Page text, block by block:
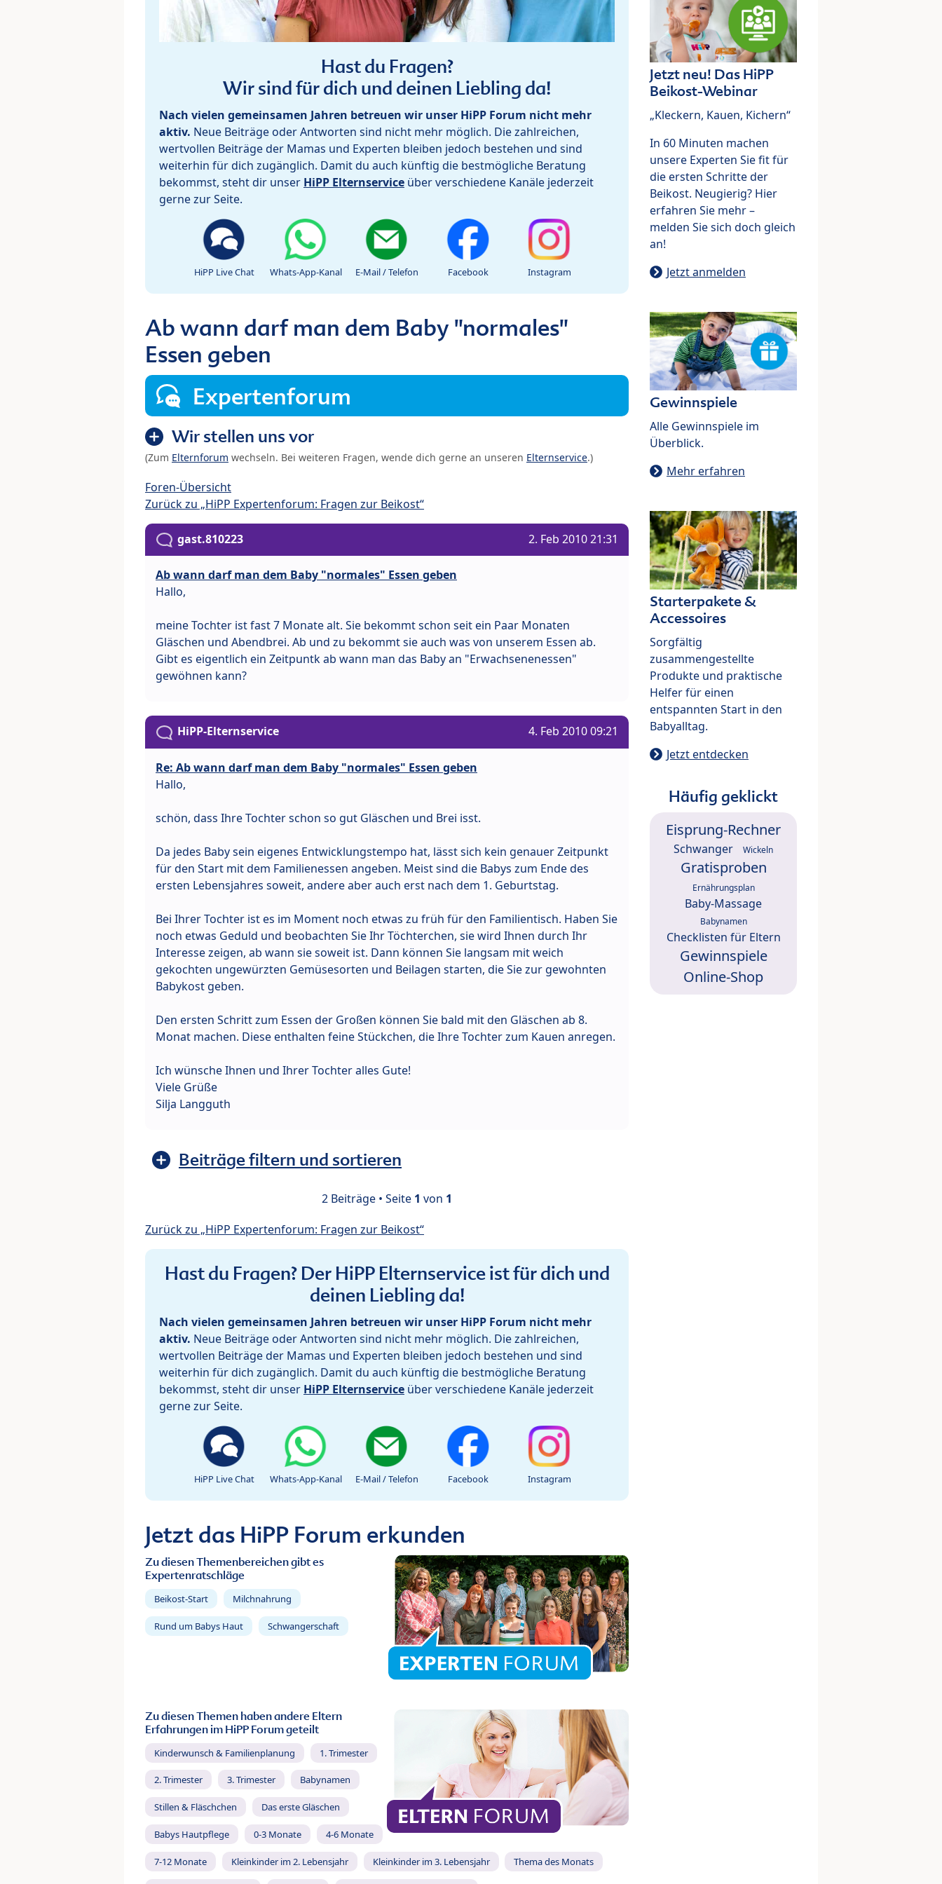
Hast du Fragen?
Wir sind für dich und deinen Liebling da!
Nach vielen gemeinsamen Jahren betreuen wir unser HiPP Forum nicht mehr
aktiv. Neue Beiträge oder Antworten sind nicht mehr möglich. Die zahlreichen,
wertvollen Beiträge der Mamas und Experten bleiben jedoch bestehen und sind
weiterhin für dich zugänglich. Damit du auch künftig die bestmögliche Beratung
bekommst, steht dir unser HiPP Elternservice über verschiedene Kanäle jederzeit
gerne zur Seite.
HiPP Live Chat Whats-App-Kanal E-Mail / Telefon Facebook Instagram
Ab wann darf man dem Baby "normales"
Essen geben
Expertenforum
Wir stellen uns vor
(Zum Elternforum wechseln. Bei weiteren Fragen, wende dich gerne an unseren Elternservice.)
Foren-Übersicht
Zurück zu „HiPP Expertenforum: Fragen zur Beikost“
gast.810223 2. Feb 2010 21:31
Ab wann darf man dem Baby "normales" Essen geben
Hallo,
meine Tochter ist fast 7 Monate alt. Sie bekommt schon seit ein Paar Monaten
Gläschen und Abendbrei. Ab und zu bekommt sie auch was von unserem Essen ab.
Gibt es eigentlich ein Zeitpuntk ab wann man das Baby an "Erwachsenenessen"
gewöhnen kann?
HiPP-Elternservice 4. Feb 2010 09:21
Re: Ab wann darf man dem Baby "normales" Essen geben
Hallo,
schön, dass Ihre Tochter schon so gut Gläschen und Brei isst.
Da jedes Baby sein eigenes Entwicklungstempo hat, lässt sich kein genauer Zeitpunkt
für den Start mit dem Familienessen angeben. Meist sind die Babys zum Ende des
ersten Lebensjahres soweit, andere aber auch erst nach dem 1. Geburtstag.
Bei Ihrer Tochter ist es im Moment noch etwas zu früh für den Familientisch. Haben Sie
noch etwas Geduld und beobachten Sie Ihr Töchterchen, sie wird Ihnen durch Ihr
Interesse zeigen, ab wann sie soweit ist. Dann können Sie langsam mit weich
gekochten ungewürzten Gemüsesorten und Beilagen starten, die Sie zur gewohnten
Babykost geben.
Den ersten Schritt zum Essen der Großen können Sie bald mit den Gläschen ab 8.
Monat machen. Diese enthalten feine Stückchen, die Ihre Tochter zum Kauen anregen.
Ich wünsche Ihnen und Ihrer Tochter alles Gute!
Viele Grüße
Silja Langguth
Beiträge filtern und sortieren
2 Beiträge • Seite 1 von 1
Zurück zu „HiPP Expertenforum: Fragen zur Beikost“
Hast du Fragen? Der HiPP Elternservice ist für dich und
deinen Liebling da!
Nach vielen gemeinsamen Jahren betreuen wir unser HiPP Forum nicht mehr
aktiv. Neue Beiträge oder Antworten sind nicht mehr möglich. Die zahlreichen,
wertvollen Beiträge der Mamas und Experten bleiben jedoch bestehen und sind
weiterhin für dich zugänglich. Damit du auch künftig die bestmögliche Beratung
bekommst, steht dir unser HiPP Elternservice über verschiedene Kanäle jederzeit
gerne zur Seite.
HiPP Live Chat Whats-App-Kanal E-Mail / Telefon Facebook Instagram
Jetzt das HiPP Forum erkunden
Zu diesen Themenbereichen gibt es
Expertenratschläge
Beikost-Start Milchnahrung
Rund um Babys Haut Schwangerschaft
Zu diesen Themen haben andere Eltern
Erfahrungen im HiPP Forum geteilt
Kinderwunsch & Familienplanung 1. Trimester
2. Trimester 3. Trimester Babynamen
Stillen & Fläschchen Das erste Gläschen
Babys Hautpflege 0-3 Monate 4-6 Monate
7-12 Monate Kleinkinder im 2. Lebensjahr Kleinkinder im 3. Lebensjahr Thema des Monats
Jetzt neu! Das HiPP
Beikost-Webinar
„Kleckern, Kauen, Kichern“
In 60 Minuten machen
unsere Experten Sie fit für
die ersten Schritte der
Beikost. Neugierig? Hier
erfahren Sie mehr –
melden Sie sich doch gleich
an!
Jetzt anmelden
Gewinnspiele
Alle Gewinnspiele im
Überblick.
Mehr erfahren
Starterpakete &
Accessoires
Sorgfältig
zusammengestellte
Produkte und praktische
Helfer für einen
entspannten Start in den
Babyalltag.
Jetzt entdecken
Häufig geklickt
Eisprung-Rechner
Schwanger Wickeln
Gratisproben
Ernährungsplan
Baby-Massage
Babynamen
Checklisten für Eltern
Gewinnspiele
Online-Shop